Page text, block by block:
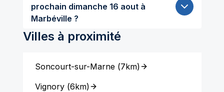
prochain dimanche 16 aout à
Marbéville ?
Villes à proximité
Soncourt-sur-Marne(7km)
Vignory(6km)